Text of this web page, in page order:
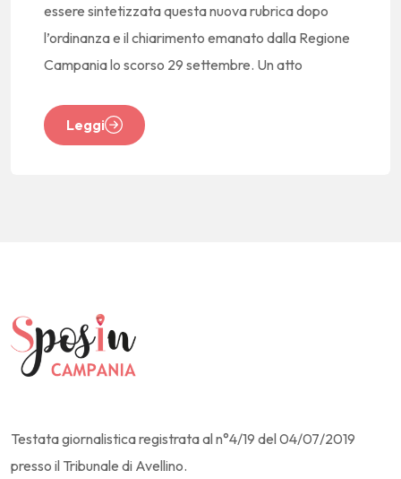
essere sintetizzata questa nuova rubrica dopo
l’ordinanza e il chiarimento emanato dalla Regione
Campania lo scorso 29 settembre. Un atto
Leggi
Testata giornalistica registrata al n°4/19 del 04/07/2019
presso il Tribunale di Avellino.